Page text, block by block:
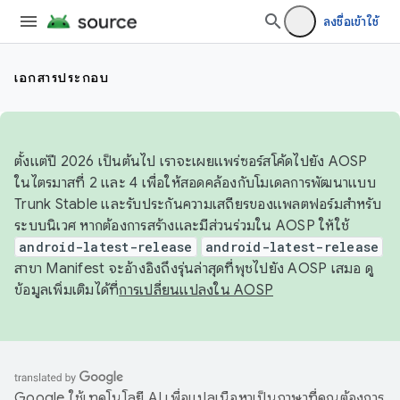
ลงชื่อเข้าใช้
เอกสารประกอบ
ตั้งแต่ปี 2026 เป็นต้นไป เราจะเผยแพร่ซอร์สโค้ดไปยัง AOSP
ในไตรมาสที่ 2 และ 4 เพื่อให้สอดคล้องกับโมเดลการพัฒนาแบบ
Trunk Stable และรับประกันความเสถียรของแพลตฟอร์มสำหรับ
ระบบนิเวศ หากต้องการสร้างและมีส่วนร่วมใน AOSP ให้ใช้
android-latest-release android-latest-release
สาขา Manifest จะอ้างอิงถึงรุ่นล่าสุดที่พุชไปยัง AOSP เสมอ ดู
ข้อมูลเพิ่มเติมได้ที่การเปลี่ยนแปลงใน AOSP